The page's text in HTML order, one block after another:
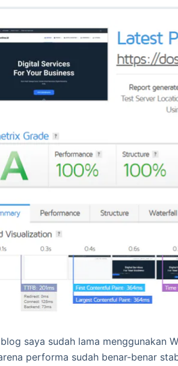
saya sudah lama menggunakan
performa sudah benar-benar